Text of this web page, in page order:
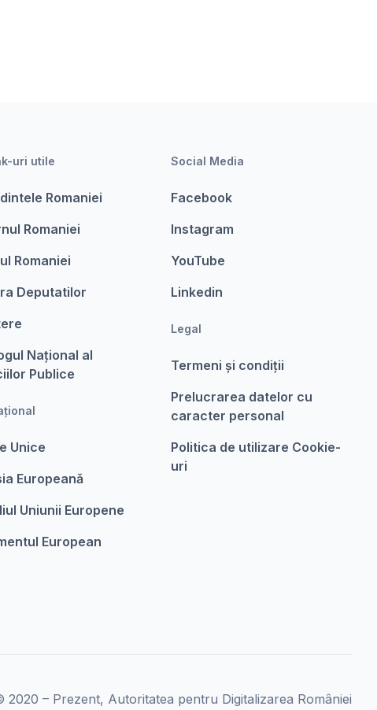
uri utile
Romaniei
Romaniei
Romaniei
Deputatilor
Național al
Publice
Unice
Europeanǎ
Uniunii Europene
European
Social Media
Facebook
Instagram
YouTube
Linkedin
Legal
Termeni şi condiții
Prelucrarea datelor cu
caracter personal
Politica de utilizare Cookie-
uri
2020 – Prezent, Autoritatea pentru Digitalizarea României